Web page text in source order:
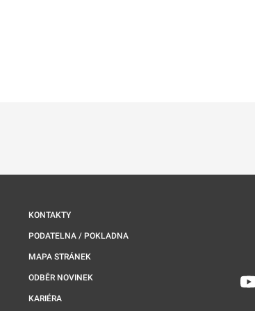
KONTAKTY
PODATELNA / POKLADNA
MAPA STRÁNEK
ODBĚR NOVINEK
KARIÉRA